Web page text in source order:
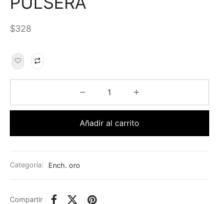
$328
Añadir al carrito
Categoría: Ench. oro
Compartir